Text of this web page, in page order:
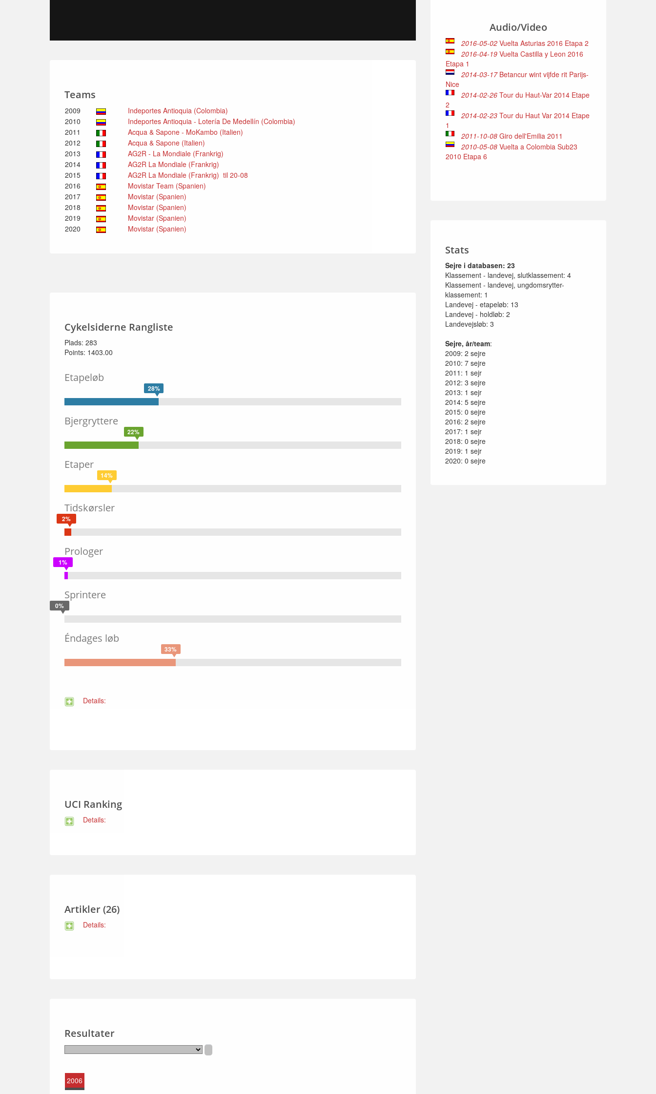
Teams
2009
Indeportes Antioquia (Colombia)
2010
Indeportes Antioquia - Lotería De Medellín (Colombia)
2011
Acqua & Sapone - MoKambo (Italien)
2012
Acqua & Sapone (Italien)
2013
AG2R - La Mondiale (Frankrig)
2014
AG2R La Mondiale (Frankrig)
2015
AG2R La Mondiale (Frankrig) til 20-08
2016
Movistar Team (Spanien)
2017
Movistar (Spanien)
2018
Movistar (Spanien)
2019
Movistar (Spanien)
2020
Movistar (Spanien)
Cykelsiderne Rangliste
Plads: 283
Points: 1403.00
Etapeløb
28%
Bjergryttere
22%
Etaper
14%
Tidskørsler
2%
Prologer
1%
Sprintere
0%
Éndages løb
33%
Details:
UCI Ranking
Details:
Artikler (26)
Details:
Resultater
2006
Audio/Video
2016-05-02 Vuelta Asturias 2016 Etapa 2
2016-04-19 Vuelta Castilla y Leon 2016
Etapa 1
2014-03-17Betancur wint vijfde rit Parijs-
Nice
2014-02-26 Tour du Haut-Var 2014 Etape
2
2014-02-23 Tour du Haut Var 2014 Etape
1
2011-10-08 Giro dell'Emilia 2011
2010-05-08 Vuelta a Colombia Sub23
2010 Etapa 6
Stats
Sejre i databasen: 23
Klassement - landevej, slutklassement: 4
Klassement - landevej, ungdomsrytter-
klassement: 1
Landevej - etapeløb: 13
Landevej - holdløb: 2
Landevejsløb: 3
Sejre, år/team:
2009: 2 sejre
2010: 7 sejre
2011: 1 sejr
2012: 3 sejre
2013: 1 sejr
2014: 5 sejre
2015: 0 sejre
2016: 2 sejre
2017: 1 sejr
2018: 0 sejre
2019: 1 sejr
2020: 0 sejre